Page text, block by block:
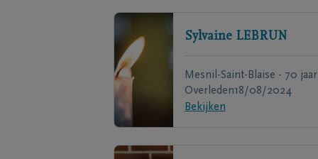
Sylvaine LEBRUN
Mesnil-Saint-Blaise - 70 jaar
Overleden18/08/2024
Bekijken